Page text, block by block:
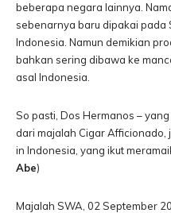
beberapa negara lainnya.
sebenarnya baru dipakai pada
Indonesia. Namun demikian
bahkan sering dibawa ke
asal Indonesia.
So pasti, Dos Hermanos –
dari majalah Cigar Afficionado,
in Indonesia, yang ikut
Abe)
Majalah SWA, 02 September